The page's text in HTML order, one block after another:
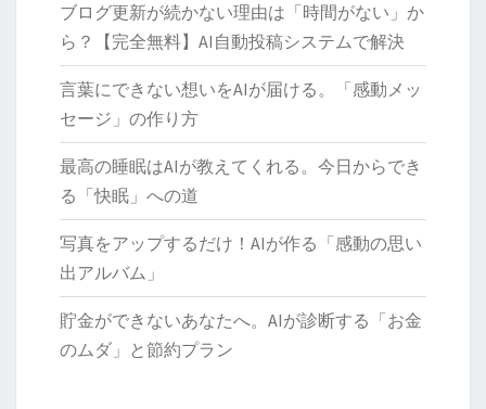
ブログ更新が続かない理由は「時間がない」か
ら？【完全無料】AI自動投稿システムで解決
言葉にできない想いをAIが届ける。「感動メッ
セージ」の作り方
最高の睡眠はAIが教えてくれる。今日からでき
る「快眠」への道
写真をアップするだけ！AIが作る「感動の思い
出アルバム」
貯金ができないあなたへ。AIが診断する「お金
のムダ」と節約プラン